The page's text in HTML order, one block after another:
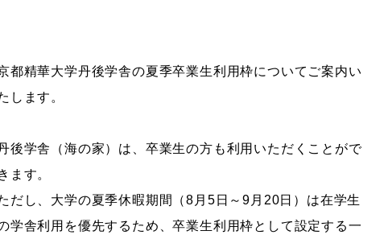
ザイン学科
アニメーションコース
都精華大学丹後学舎の夏季卒業生利用枠についてご案内い
します。
後学舎（海の家）は、卒業生の方も利用いただくことがで
ます。
だし、大学の夏季休暇期間（8月5日～9月20日）は在学生
学舎利用を優先するため、卒業生利用枠として設定する一